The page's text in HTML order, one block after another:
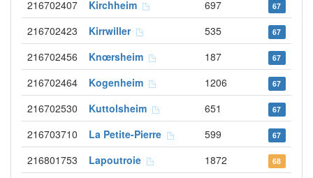
216702407 Kirchheim 697 67
216702423 Kirrwiller 535 67
216702456 Knœrsheim 187 67
216702464 Kogenheim 1206 67
216702530 Kuttolsheim 651 67
216703710 La Petite-Pierre 599 67
216801753 Lapoutroie 1872 68